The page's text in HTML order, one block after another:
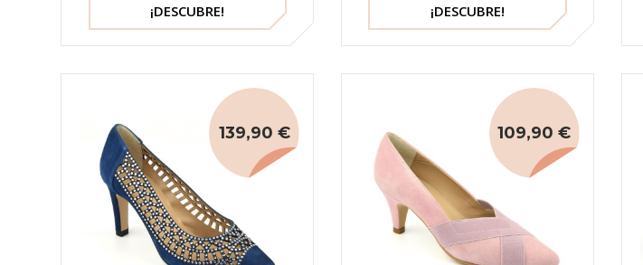
¡DESCUBRE! ¡DESCUBRE!
139,90 € 109,90 €